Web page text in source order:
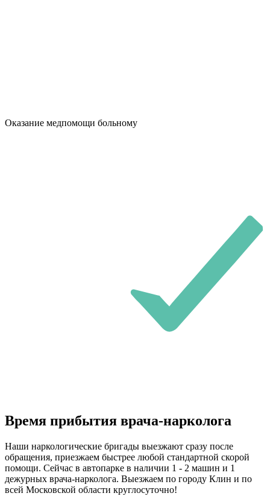
Оказание медпомощи больному
Время прибытия врача-нарколога
Наши наркологические бригады выезжают сразу после
обращения, приезжаем быстрее любой стандартной скорой
помощи. Сейчас в автопарке в наличии 1 - 2 машин и 1
дежурных врача-нарколога. Выезжаем по городу Клин и по
всей Московской области круглосуточно!